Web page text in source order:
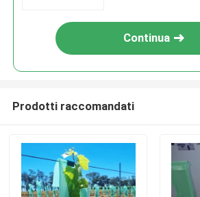
Continua
Prodotti raccomandati